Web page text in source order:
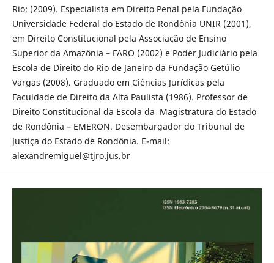
Rio; (2009). Especialista em Direito Penal pela Fundação
Universidade Federal do Estado de Rondônia UNIR (2001),
em Direito Constitucional pela Associação de Ensino
Superior da Amazônia – FARO (2002) e Poder Judiciário pela
Escola de Direito do Rio de Janeiro da Fundação Getúlio
Vargas (2008). Graduado em Ciências Jurídicas pela
Faculdade de Direito da Alta Paulista (1986). Professor de
Direito Constitucional da Escola da Magistratura do Estado
de Rondônia – EMERON. Desembargador do Tribunal de
Justiça do Estado de Rondônia. E-mail:
alexandremiguel@tjro.jus.br